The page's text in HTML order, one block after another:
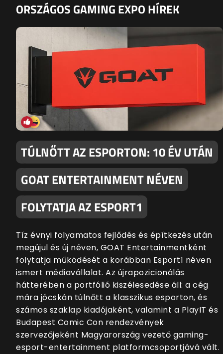
ORSZÁGOS GAMING EXPO HÍREK
TÚLNŐTT AZ ESPORTON: 10 ÉV UTÁN
GOAT ENTERTAINMENT NÉVEN
FOLYTATJA AZ ESPORT1
Tíz évnyi folyamatos fejlődés és építkezés után
megújul és új néven, GOAT Entertainmentként
folytatja működését a korábban Esport1 néven
ismert médiavállalat. Az újrapozicionálás
hátterében a portfólió kiszélesedése áll: a cég
mára jócskán túlnőtt a klasszikus esporton, és
számos szaklap kiadójaként, valamint a PlayIT és
Budapest Comic Con rendezvények
szervezőjeként Magyarország vezető gaming-
esport-entertainment platformcsoportjává vált.